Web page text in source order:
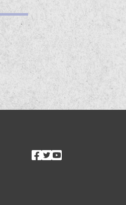
ソーシャル
facebook
twitter